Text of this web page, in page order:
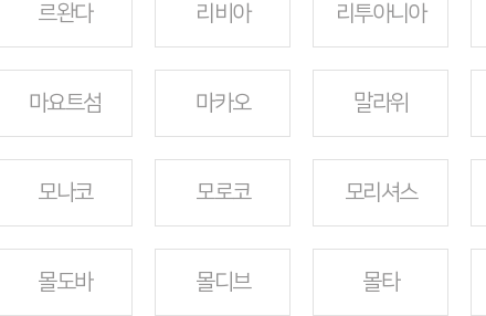
르완다 리비아 리투아니아
마요트섬 마카오 말라위
모나코 모로코 모리셔스
몰도바 몰디브 몰타